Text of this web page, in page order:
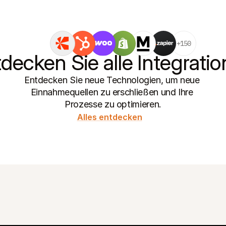
+150
Sie alle
Entdecken Sie neue Technologien, um neue
Einnahmequellen zu erschließen und Ihre
Prozesse zu optimieren.
Alles entdecken